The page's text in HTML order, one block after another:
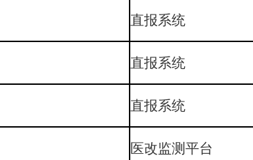
直报系统
直报系统
直报系统
医改监测平台